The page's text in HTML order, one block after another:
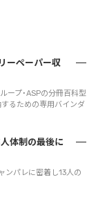
ーペーパー収
ープ・ASPの分冊百科型
るための専用バインダ
体制の最後に
ンパレに密着し13人の